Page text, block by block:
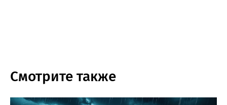
Смотрите также